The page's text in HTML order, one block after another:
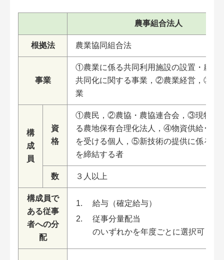
農事組合法人
根拠法 農業協同組合法
事業
①農業に係る共同利用施設の設置・農作
共同化に関する事業，②農業経営，③付
業
構
成
員
資
格
①農民，②農協・農協連合会，③現物出
る農地保有合理化法人，④物資供給･役
を受ける個人，⑤新技術の提供に係る契
を締結する者
数 ３人以上
構成員で
ある従事
者への分
配
給与（確定給与）
従事分量配当
のいずれかを年度ごとに選択可